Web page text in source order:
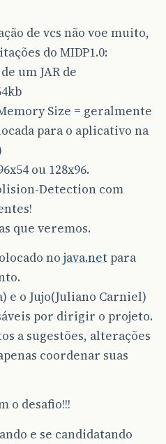
de vcs não voe muito,
do MIDP1.0:
um JAR de
Size = geralmente
para o aplicativo na
ou 128x96.
Detection com
que veremos.
no java.net para
e o Jujo(Juliano Carniel)
por dirigir o projeto.
a sugestões, alterações
coordenar suas
o desafio!!!
e se candidatando